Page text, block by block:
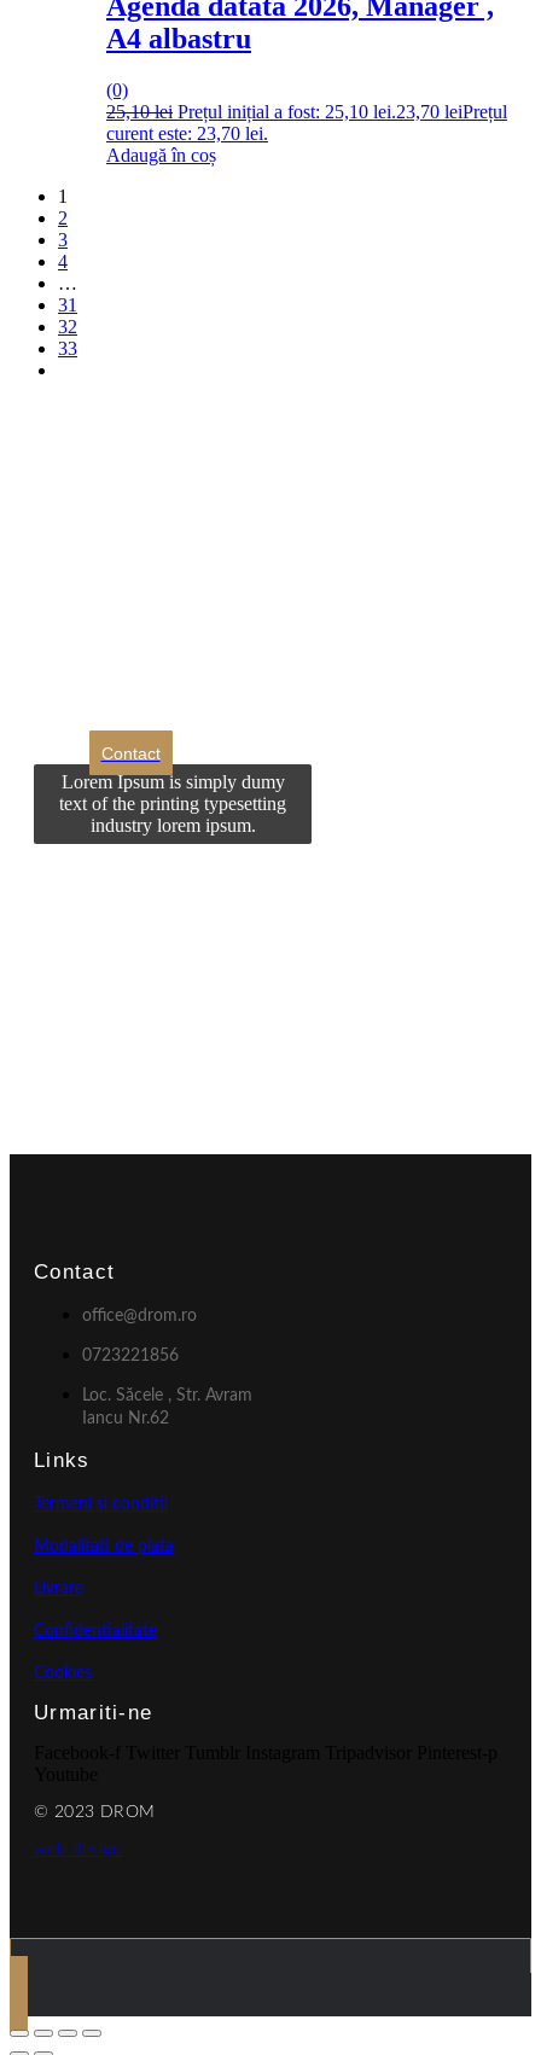
Agenda datata 2026, Manager ,
A4 albastru
(0)
25,10lei Prețul inițial a fost: 25,10 lei.23,70 leiPrețul
curent este: 23,70 lei.
Adaugă în coș
1
2
3
4
…
31
32
33
Contact
Lorem Ipsum is simply dumy
text of the printing typesetting
industry lorem ipsum.
Contact
office@drom.ro
0723221856
Loc. Săcele , Str. Avram
Iancu Nr.62
Links
Termeni si conditii
Modalitati de plata
Livrare
Confidentialitate
Cookies
Urmariti-ne
© 2023 DROM
web design